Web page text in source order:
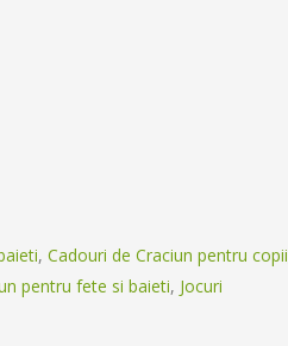
,Cadouri de Craciun pentru copii
pentru fete si baieti, Jocuri